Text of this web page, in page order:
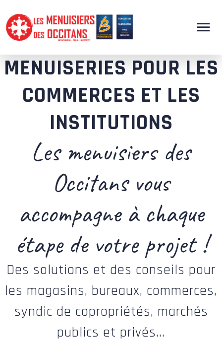
MENUISERIES POUR LES
COMMERCES ET LES
INSTITUTIONS
Les menuisiers des
Occitans vous
accompagne à chaque
étape de votre projet !
Des solutions et des conseils pour
les magasins, bureaux, commerces,
syndic de copropriétés, marchés
publics et privés...